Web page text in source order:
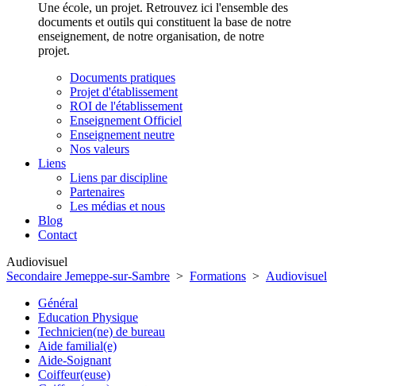
Une école, un projet. Retrouvez ici l'ensemble des
documents et outils qui constituent la base de notre
enseignement, de notre organisation, de notre
projet.
Documents pratiques
Projet d'établissement
ROI de l'établissement
Enseignement Officiel
Enseignement neutre
Nos valeurs
Liens
Liens par discipline
Partenaires
Les médias et nous
Blog
Contact
Audiovisuel
Secondaire Jemeppe-sur-Sambre > Formations > Audiovisuel
Général
Education Physique
Technicien(ne) de bureau
Aide familial(e)
Aide-Soignant
Coiffeur(euse)